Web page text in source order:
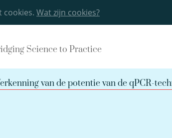
cookies. Wat zijn cookies?
Science to Practice
van de potentie van de qPCR-